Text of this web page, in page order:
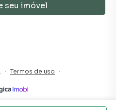
seu imóvel
· Termos de uso ·